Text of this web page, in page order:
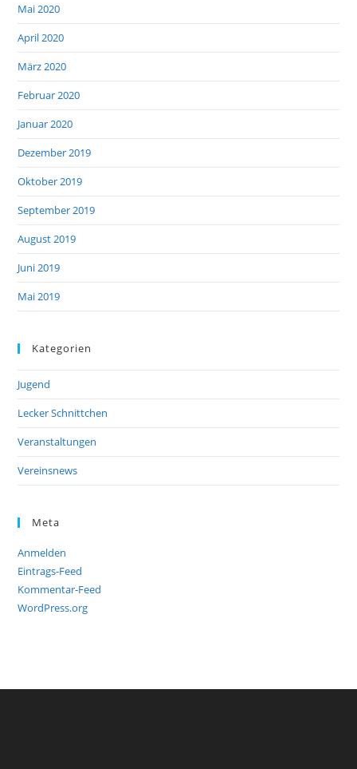
Mai 2020
April 2020
März 2020
Februar 2020
Januar 2020
Dezember 2019
Oktober 2019
September 2019
August 2019
Juni 2019
Mai 2019
Kategorien
Jugend
Lecker Schnittchen
Veranstaltungen
Vereinsnews
Meta
Anmelden
Eintrags-Feed
Kommentar-Feed
WordPress.org